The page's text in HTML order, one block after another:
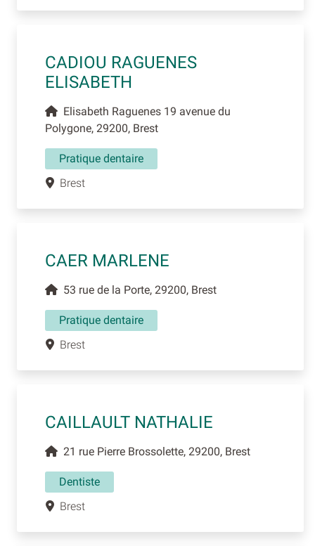
CADIOU RAGUENES
ELISABETH
Elisabeth Raguenes 19 avenue du
Polygone, 29200, Brest
Pratique dentaire
Brest
CAER MARLENE
53 rue de la Porte, 29200, Brest
Pratique dentaire
Brest
CAILLAULT NATHALIE
21 rue Pierre Brossolette, 29200, Brest
Dentiste
Brest